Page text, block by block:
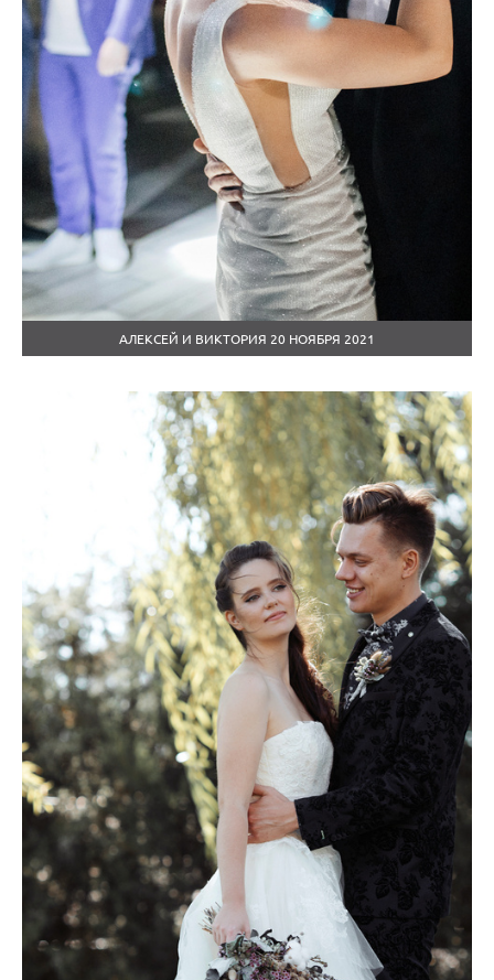
АЛЕКСЕЙ И ВИКТОРИЯ 20 НОЯБРЯ 2021